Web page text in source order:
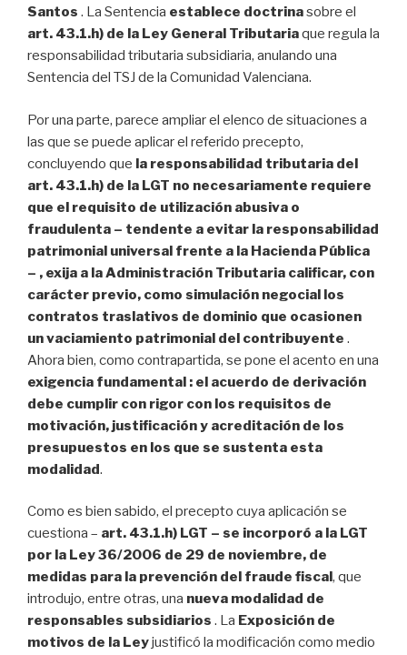
Santos . La Sentencia establece doctrinasobre el
art. 43.1.h) de la Ley General Tributariaque regula la
responsabilidad tributaria subsidiaria, anulando una
Sentencia del TSJ de la Comunidad Valenciana.
Por una parte, parece ampliar el elenco de situaciones a
las que se puede aplicar el referido precepto,
concluyendo que la responsabilidad tributaria del
art. 43.1.h) de la LGT no necesariamente requiere
que el requisito de utilización abusiva o
fraudulenta – tendente a evitar la responsabilidad
patrimonial universal frente a la Hacienda Pública
– , exija a la Administración Tributaria calificar, con
carácter previo, como simulación negocial los
contratos traslativos de dominio que ocasionen
un vaciamiento patrimonial del contribuyente .
Ahora bien, como contrapartida, se pone el acento en una
exigencia fundamental : el acuerdo de derivación
debe cumplir con rigor con los requisitos de
motivación, justificación y acreditación de los
presupuestos en los que se sustenta esta
modalidad.
Como es bien sabido, el precepto cuya aplicación se
cuestiona – art. 43.1.h) LGT – se incorporó a la LGT
por la Ley 36/2006 de 29 de noviembre, de
medidas para la prevención del fraude fiscal, que
introdujo, entre otras, una nueva modalidad de
responsables subsidiarios . La Exposición de
motivos de la Leyjustificó la modificación como medio